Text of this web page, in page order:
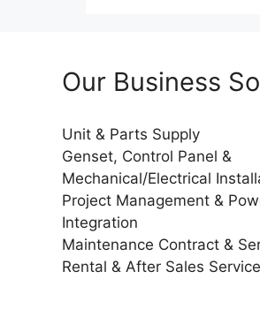
Our Business
Unit & Parts Supply
Genset, Control Panel &
Mechanical/Electrical
Project Management &
Integration
Maintenance Contract &
Rental & After Sales